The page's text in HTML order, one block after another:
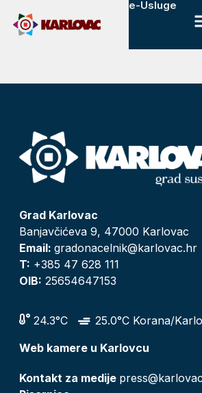
e-Usluge
Grad Karlovac
Banjavčićeva 9, 47000 Karlovac
Email: gradonacelnik@karlovac.hr
T: +385 47 628 111
OIB: 25654647153
24.3°C
25.0°C Korana/
Web kamere u Karlovcu
Kontakt za medije